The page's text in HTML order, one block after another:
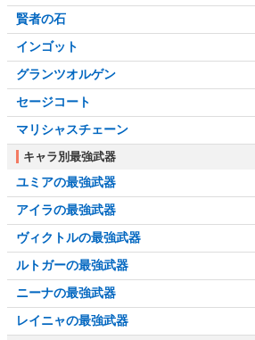
賢者の石
インゴット
グランツオルゲン
セージコート
マリシャスチェーン
キャラ別最強武器
ユミアの最強武器
アイラの最強武器
ヴィクトルの最強武器
ルトガーの最強武器
ニーナの最強武器
レイニャの最強武器